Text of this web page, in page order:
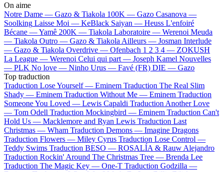
On aime
Notre Dame — Gazo & Tiakola 100K — Gazo Casanova —
Soolking Laisse Moi — KeBlack Saiyan — Heuss L'enfoiré
Bécane —Yamê 200K — Tiakola Laboratoire — Werenoi Meuda
— Tiakola Outro — Gazo & Tiakola Ailleurs — Josman Interlude
— Gazo & Tiakola Overdrive — Ofenbach 1 2 3 4 — ZOKUSH
La League — Werenoi Celui qui part — Joseph Kamel Nouvelles
— PLK No love — Ninho Urus — Favé (FR) DIE — Gazo
Top traduction
Traduction Lose Yourself — Eminem Traduction The Real Slim
Shady — Eminem Traduction Without Me — Eminem Traduction
Someone You Loved — Lewis Capaldi Traduction Another Love
— Tom Odell Traduction Mockingbird — Eminem Traduction Can't
Hold Us — Macklemore and Ryan Lewis Traduction Last
Christmas — Wham Traduction Demons — Imagine Dragons
Traduction Flowers — Miley Cyrus Traduction Lose Control —
Teddy Swims Traduction BESO — ROSALÍA & Rauw Alejandro
Traduction Rockin' Around The Christmas Tree — Brenda Lee
Traduction The Magic Key — One-T Traduction Godzilla —